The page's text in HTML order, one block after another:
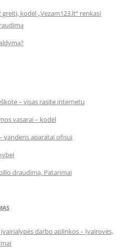
kodėl „Vezam123.lt“ renkasi
– visas rasite internetu
vasarai – kodėl
vandens aparatai ofisui
draudimą. Patarimai
darbo aplinkos – Įvairovės,